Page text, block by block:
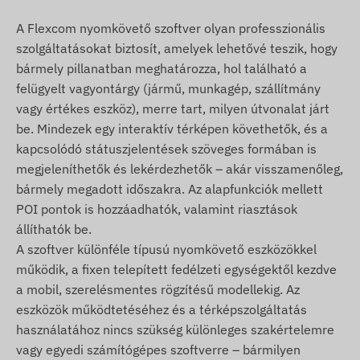
szükséges. Ezek biztosítják az adatgyűjtést és
továbbítást, illetve a kommunikációt a tulajdonos
telefonjával vagy nyomkövető szoftver használata
esetén a központi adatgyűjtő- és feldolgozó
rendszerrel. A készülék a mobilszolgáltatók
hálózatán keresztül, a benne elhelyezett
(cserélhető) SIM kártya segítségével kommunikál.
Működési régió
A készülék az alábbi régiókban üzemelő GSM
hálózatokkal kompatibilis:
2G: Világ
Vásárlási opciók
Ha csak készüléket vásárol (szoftver előfizetést
nem), azt a gyári beállításokkal adjuk át. A
A Flexcom nyomkövető szoftver olyan professzionális
szolgáltatásokat biztosít, amelyek lehetővé teszik, hogy
bármely pillanatban meghatározza, hol található a
felügyelt vagyontárgy (jármű, munkagép, szállítmány
vagy értékes eszköz), merre tart, milyen útvonalat járt
be. Mindezek egy interaktív térképen követhetők, és a
kapcsolódó státuszjelentések szöveges formában is
megjeleníthetők és lekérdezhetők – akár visszamenőleg,
bármely megadott időszakra. Az alapfunkciók mellett
POI pontok is hozzáadhatók, valamint riasztások
állíthatók be.
A szoftver különféle típusú nyomkövető eszközökkel
működik, a fixen telepített fedélzeti egységektől kezdve
a mobil, szerelésmentes rögzítésű modellekig. Az
eszközök működtetéséhez és a térképszolgáltatás
használatához nincs szükség különleges szakértelemre
vagy egyedi számítógépes szoftverre – bármilyen